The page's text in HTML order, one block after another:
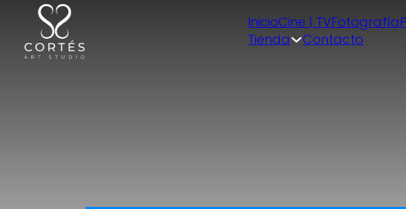
InicioCine | TVFotografía
Tienda
Contacto